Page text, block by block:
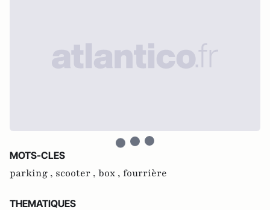
MOTS-CLES
parking , scooter , box , fourrière
THEMATIQUES